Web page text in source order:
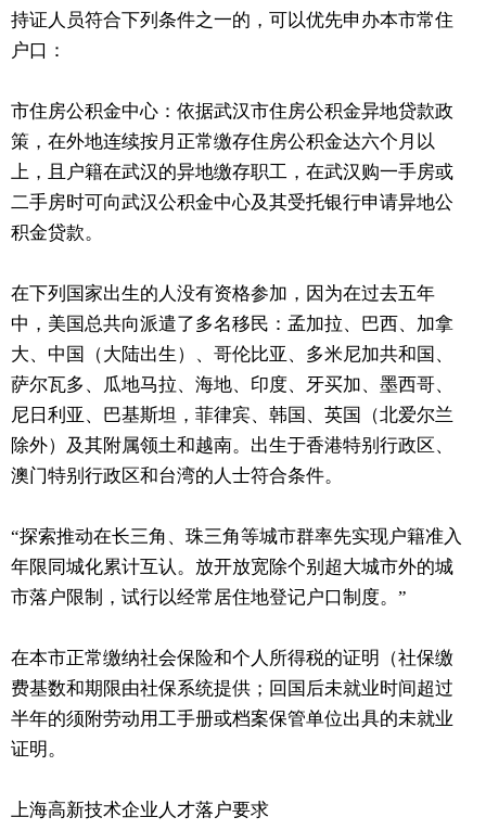
持证人员符合下列条件之一的，可以优先申办本市常住
户口：
市住房公积金中心：依据武汉市住房公积金异地贷款政
策，在外地连续按月正常缴存住房公积金达六个月以
上，且户籍在武汉的异地缴存职工，在武汉购一手房或
二手房时可向武汉公积金中心及其受托银行申请异地公
积金贷款。
在下列国家出生的人没有资格参加，因为在过去五年
中，美国总共向派遣了多名移民：孟加拉、巴西、加拿
大、中国（大陆出生）、哥伦比亚、多米尼加共和国、
萨尔瓦多、瓜地马拉、海地、印度、牙买加、墨西哥、
尼日利亚、巴基斯坦，菲律宾、韩国、英国（北爱尔兰
除外）及其附属领土和越南。出生于香港特别行政区、
澳门特别行政区和台湾的人士符合条件。
“探索推动在长三角、珠三角等城市群率先实现户籍准入
年限同城化累计互认。放开放宽除个别超大城市外的城
市落户限制，试行以经常居住地登记户口制度。”
在本市正常缴纳社会保险和个人所得税的证明（社保缴
费基数和期限由社保系统提供；回国后未就业时间超过
半年的须附劳动用工手册或档案保管单位出具的未就业
证明。
上海高新技术企业人才落户要求